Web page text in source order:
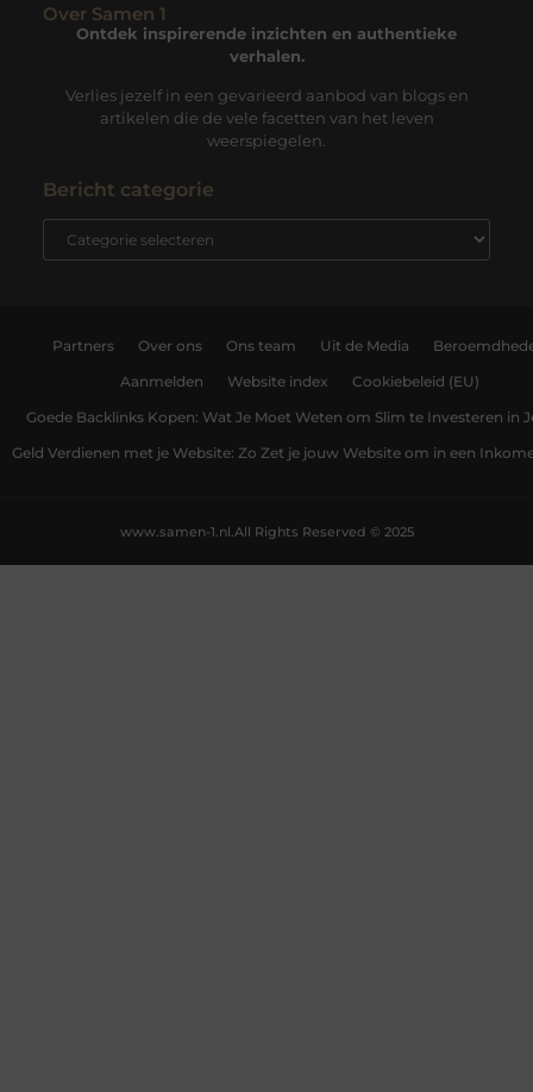
Over Samen 1
Ontdek inspirerende inzichten en authentieke
verhalen.
Verlies jezelf in een gevarieerd aanbod van blogs en
artikelen die de vele facetten van het leven
weerspiegelen.
Bericht categorie
Partners Over ons Ons team Uit de Media
Aanmelden Website index Cookiebeleid (EU)
Goede Backlinks Kopen: Wat Je Moet Weten om Slim te Investeren in
Geld Verdienen met je Website: Zo Zet je jouw Website om in een
All Rights Reserved © 2025
www.samen-1.nl.